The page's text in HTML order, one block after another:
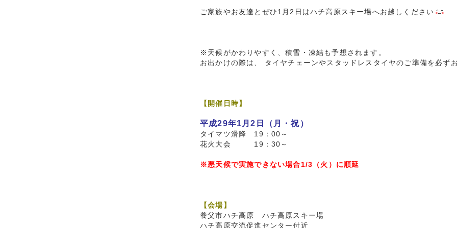
ご家族やお友達とぜひ1月2日はハチ高原スキー場へお越しください
※天候がかわりやすく、積雪・凍結も予想されます。
お出かけの際は、 タイヤチェーンやスタッドレスタイヤのご準備を必ず
【開催日時】
平成29年1月2日（月・祝）
タイマツ滑降 19：00～
花火大会 19：30～
※悪天候で実施できない場合1/3（火）に順延
【会場】
養父市ハチ高原 ハチ高原スキー場
ハチ高原交流促進センター付近